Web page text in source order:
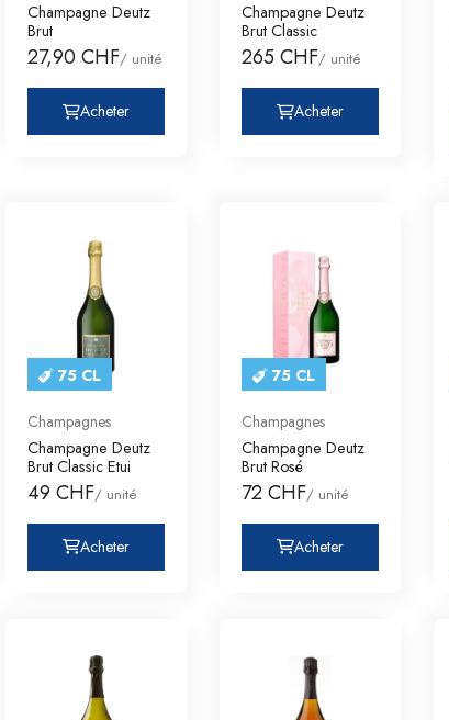
Champagne Deutz
Brut
27,90 CHF/ unité
Acheter
Champagne Deutz
Brut Classic
265 CHF/ unité
Acheter
75 CL
Champagnes
Champagne Deutz
Brut Classic Etui
49 CHF/ unité
Acheter
75 CL
Champagnes
Champagne Deutz
Brut Rosé
72 CHF/ unité
Acheter